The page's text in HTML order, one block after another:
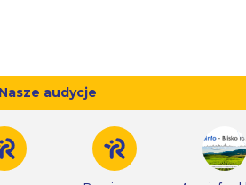
Nasze audycje